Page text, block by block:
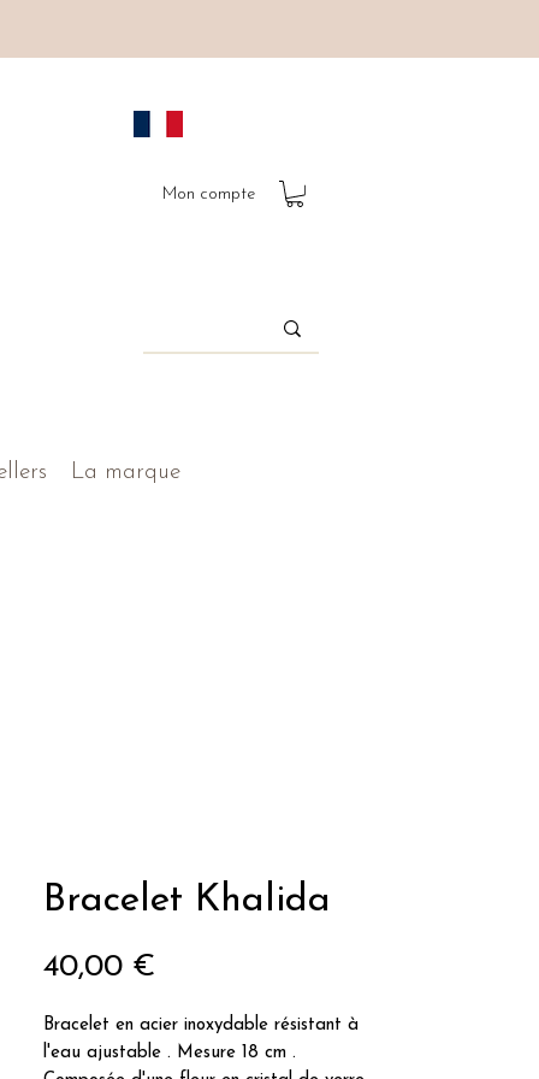
Mon compte
La marque
Bracelet Khalida
40,00 €
Bracelet en acier inoxydable résistant à
l'eau ajustable . Mesure 18 cm .